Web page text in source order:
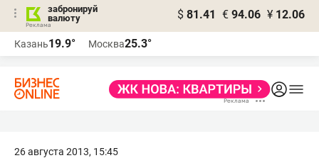
забронируй
валюту
$ 81.41 € 94.06 ¥ 12.06
Казань19.9° Москва25.3°
26 августа 2013, 15:45